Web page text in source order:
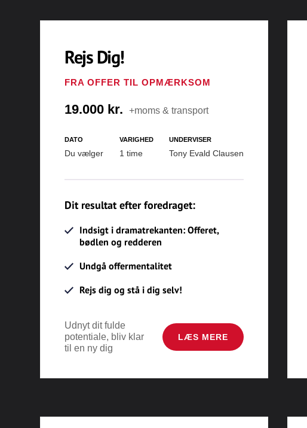
Rejs Dig!
FRA OFFER TIL OPMÆRKSOM
19.000 kr. +moms & transport
DATO
Du vælger
VARIGHED
1 time
UNDERVISER
Tony Evald Clausen
Dit resultat efter foredraget:
Indsigt i dramatrekanten: Offeret,
bødlen og redderen
Undgå offermentalitet
Rejs dig og stå i dig selv!
Udnyt dit fulde
potentiale, bliv klar
til en ny dig
LÆS MERE